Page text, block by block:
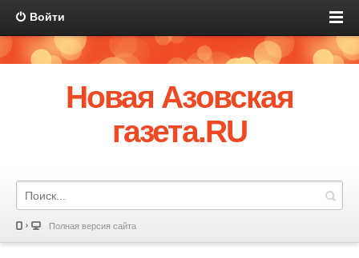
Войти
Новая Азовская
газета.RU
Полная версия сайта